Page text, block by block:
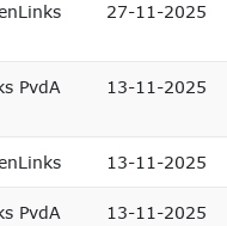
27-11-2025
PvdA 13-11-2025
13-11-2025
PvdA 13-11-2025